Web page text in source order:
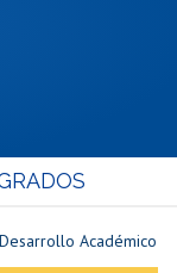
Académico